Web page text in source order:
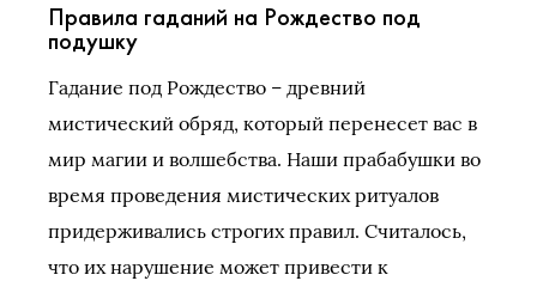
Правила гаданий на Рождество под
подушку
Гадание под Рождество – древний
мистический обряд, который перенесет вас в
мир магии и волшебства. Наши прабабушки во
время проведения мистических ритуалов
придерживались строгих правил. Считалось,
что их нарушение может привести к